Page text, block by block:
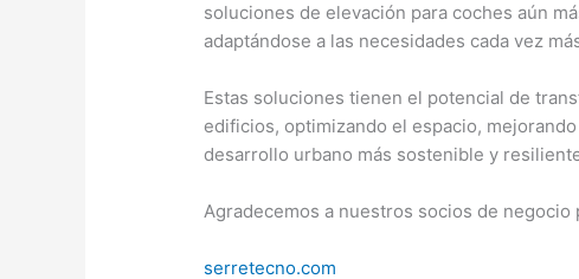
soluciones de elevación para coches aún
adaptándose a las necesidades cada vez
Estas soluciones tienen el potencial de
edificios, optimizando el espacio,
desarrollo urbano más sostenible y
Agradecemos a nuestros socios de negocio
serretecno.com